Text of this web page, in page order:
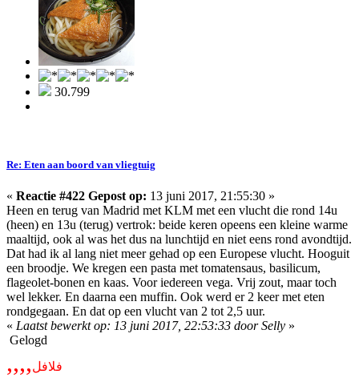
30.799
Re: Eten aan boord van vliegtuig
« Reactie #422 Gepost op: 13 juni 2017, 21:55:30 »
Heen en terug van Madrid met KLM met een vlucht die rond 14u
(heen) en 13u (terug) vertrok: beide keren opeens een kleine warme
maaltijd, ook al was het dus na lunchtijd en niet eens rond avondtijd.
Dat had ik al lang niet meer gehad op een Europese vlucht. Hooguit
een broodje. We kregen een pasta met tomatensaus, basilicum,
flageolet-bonen en kaas. Voor iedereen vega. Vrij zout, maar toch
wel lekker. En daarna een muffin. Ook werd er 2 keer met eten
rondgegaan. En dat op een vlucht van 2 tot 2,5 uur.
« Laatst bewerkt op: 13 juni 2017, 22:53:33 door Selly »
Gelogd
,,,,فلافل